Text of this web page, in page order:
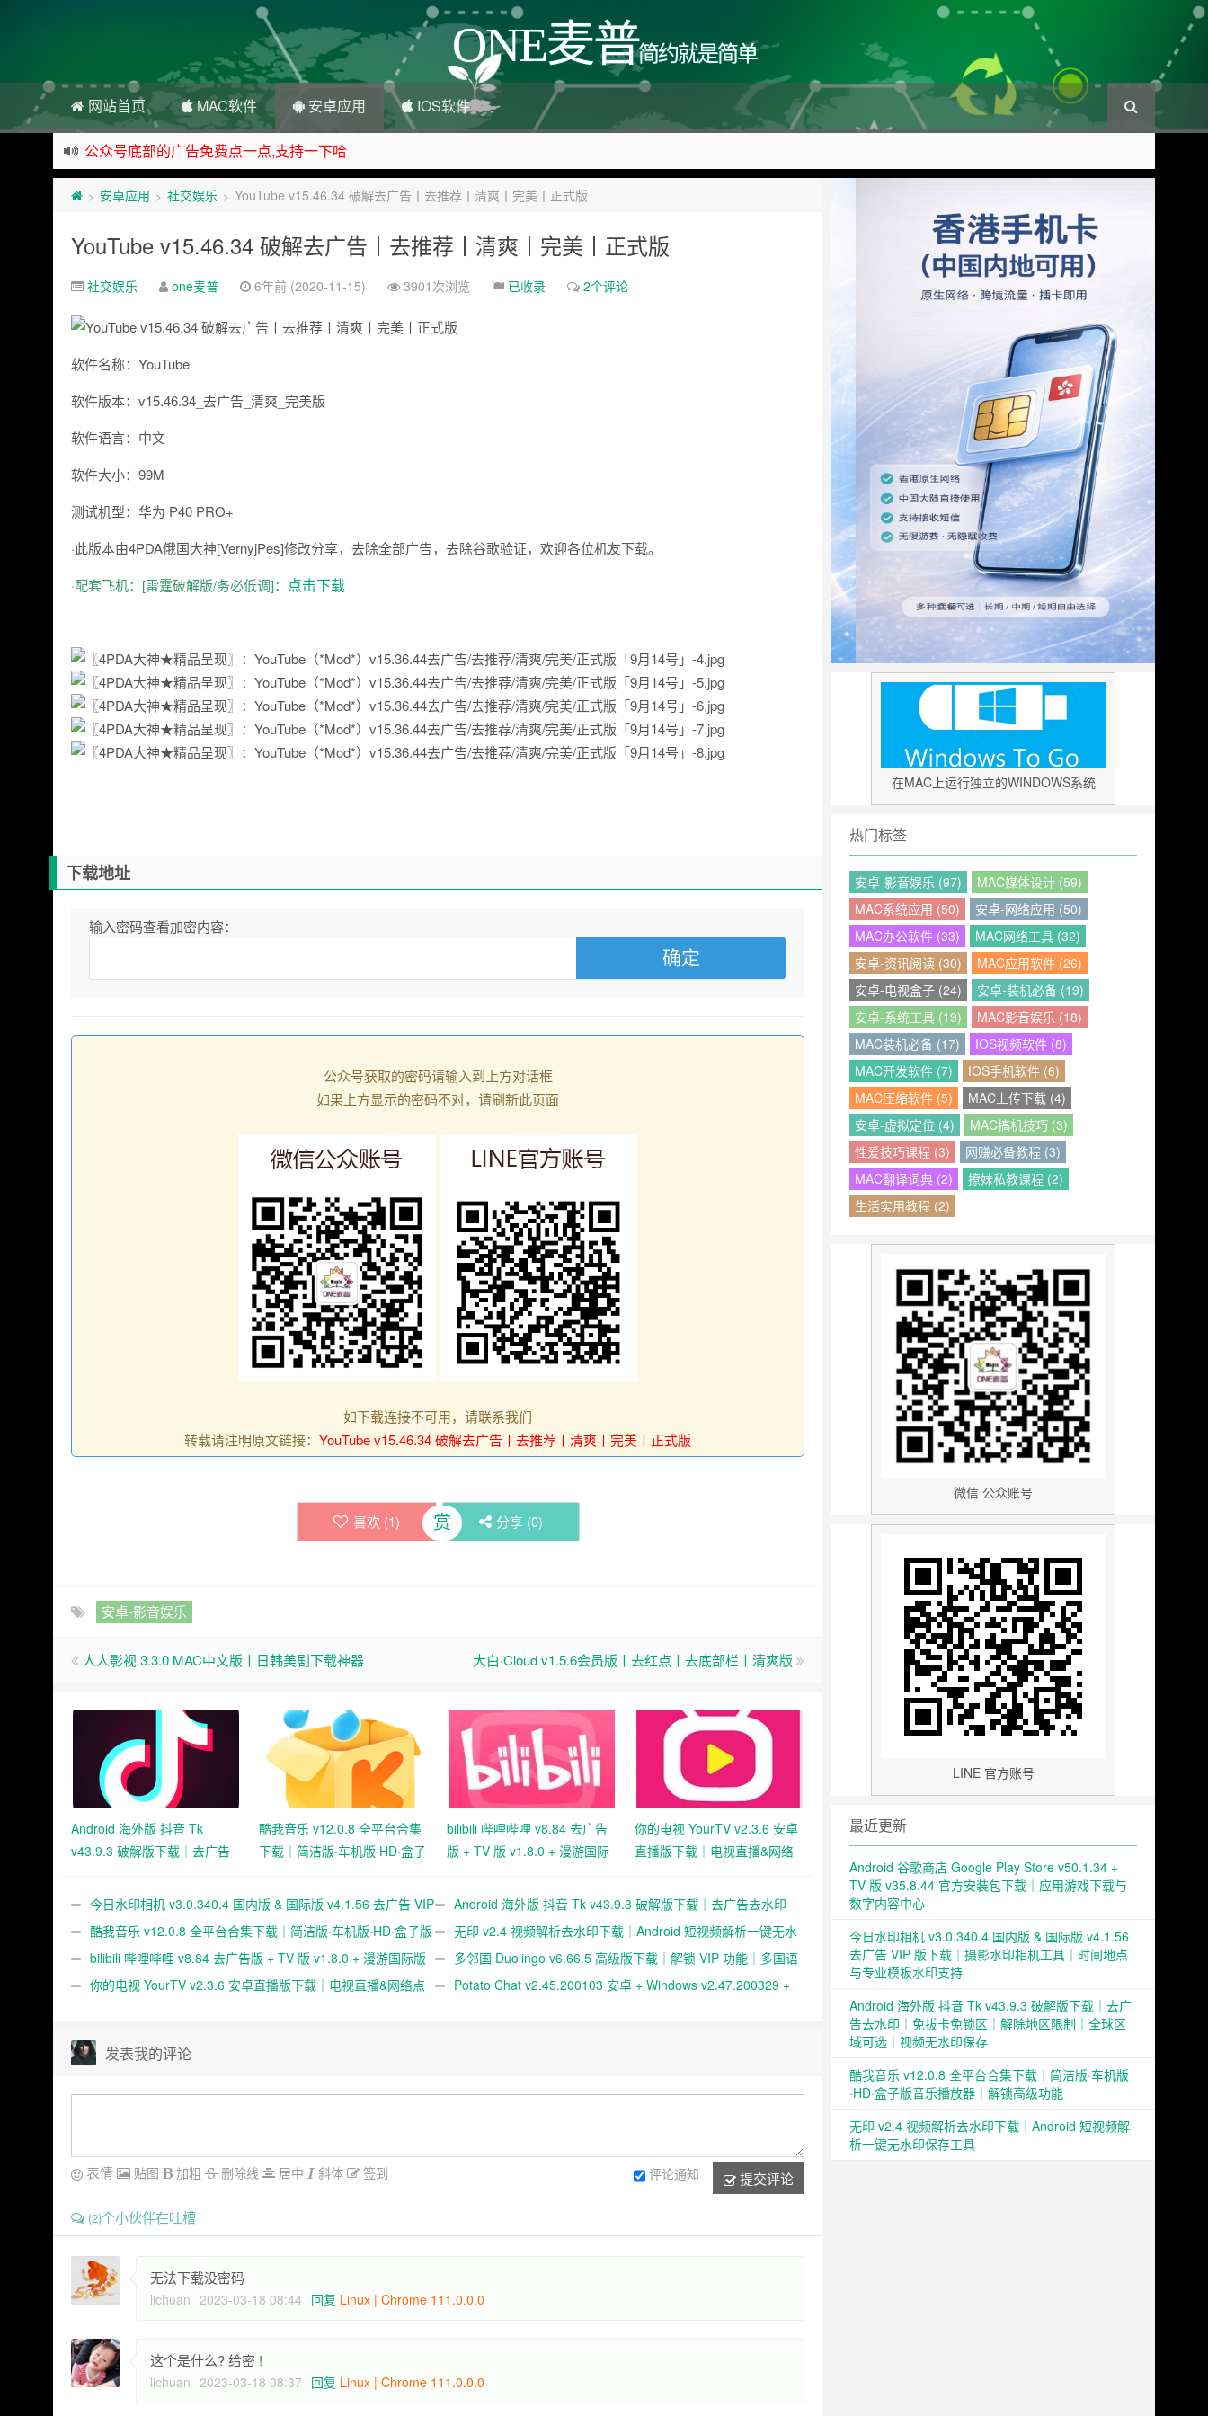
ONE麦普简约就是简单
网站首页 MAC软件 安卓应用 IOS软件
公众号底部的广告免费点一点,支持一下哈
资源来之不易,大家低调使用
如下载链接被封,请在网站留言给我们
站点自营在大陆可用的香港流量卡，可以做的事情很多，感兴趣的点击站内广告图
> 安卓应用 > 社交娱乐 > YouTube v15.46.34 破解去广告丨去推荐丨清爽丨完美丨正式版
YouTube v15.46.34 破解去广告丨去推荐丨清爽丨完美丨正式版
社交娱乐 one麦普 6年前 (2020-11-15) 3901次浏览 已收录 2个评论
软件名称：YouTube
软件版本：v15.46.34_去广告_清爽_完美版
软件语言：中文
软件大小：99M
测试机型：华为 P40 PRO+
·此版本由4PDA俄国大神[VernyjPes]修改分享，去除全部广告，去除谷歌验证，欢迎各位机友下载。
·配套飞机：[雷霆破解版/务必低调]： 点击下载
下载地址
输入密码查看加密内容：
公众号获取的密码请输入到上方对话框
如果上方显示的密码不对，请刷新此页面
如下载连接不可用，请联系我们
转载请注明原文链接： YouTube v15.46.34 破解去广告丨去推荐丨清爽丨完美丨正式版
喜欢 (1) 赏 分享 (0)
安卓-影音娱乐
人人影视 3.3.0 MAC中文版丨日韩美剧下载神器 大白·Cloud v1.5.6会员版丨去红点丨去底部栏丨清爽版
Android 海外版 抖音 Tk
v43.9.3 破解版下载｜去广告
地区限制｜全球区域可选｜视
酷我音乐 v12.0.8 全平台合集
下载｜简洁版·车机版·HD·盒子
bilibili 哔哩哔哩 v8.84 去广告
版 + TV 版 v1.8.0 + 漫游国际
端播放支持
你的电视 YourTV v2.3.6 安卓
直播版下载｜电视直播&网络
今日水印相机 v3.0.340.4 国内版 & 国际版 v4.1.56 去广告 VIP
版下载｜摄影水印相机工具｜时间地点与专业模板水印支持
Android 海外版 抖音 Tk v43.9.3 破解版下载｜去广告去水印
｜免拔卡免锁区｜解除地区限制｜全球区域可选｜视频无水印保
存
酷我音乐 v12.0.8 全平台合集下载｜简洁版·车机版·HD·盒子版
音乐播放器｜解锁高级功能
无印 v2.4 视频解析去水印下载｜Android 短视频解析一键无水
印保存工具
bilibili 哔哩哔哩 v8.84 去广告版 + TV 版 v1.8.0 + 漫游国际版
下载｜弹幕视频社区｜多终端播放支持
多邻国 Duolingo v6.66.5 高级版下载｜解锁 VIP 功能｜多国语
言学习神器
你的电视 YourTV v2.3.6 安卓直播版下载｜电视直播&网络点
Potato Chat v2.45.200103 安卓 + Windows v2.47.200329 +
发表我的评论
提交评论
评论通知
表情 贴图 加粗 删除线 居中 斜体 签到
(2)个小伙伴在吐槽
无法下载没密码
lichuan 2023-03-18 08:44 回复 Linux | Chrome 111.0.0.0
这个是什么? 给密 !
lichuan 2023-03-18 08:37 回复 Linux | Chrome 111.0.0.0
在MAC上运行独立的WINDOWS系统
热门标签
安卓-影音娱乐 (97)
MAC媒体设计 (59)
MAC系统应用 (50)
安卓-网络应用 (50)
MAC办公软件 (33)
MAC网络工具 (32)
安卓-资讯阅读 (30)
MAC应用软件 (26)
安卓-电视盒子 (24)
安卓-装机必备 (19)
安卓-系统工具 (19)
MAC影音娱乐 (18)
MAC装机必备 (17)
IOS视频软件 (8)
MAC开发软件 (7)
IOS手机软件 (6)
MAC压缩软件 (5)
MAC上传下载 (4)
安卓-虚拟定位 (4)
MAC搞机技巧 (3)
性爱技巧课程 (3)
网赚必备教程 (3)
MAC翻译词典 (2)
撩妹私教课程 (2)
生活实用教程 (2)
微信 公众账号
LINE 官方账号
最近更新
Android 谷歌商店 Google Play Store v50.1.34 +
TV 版 v35.8.44 官方安装包下载｜应用游戏下载与
数字内容中心
今日水印相机 v3.0.340.4 国内版 & 国际版 v4.1.56
去广告 VIP 版下载｜摄影水印相机工具｜时间地点
与专业模板水印支持
Android 海外版 抖音 Tk v43.9.3 破解版下载｜去广
告去水印｜免拔卡免锁区｜解除地区限制｜全球区
域可选｜视频无水印保存
酷我音乐 v12.0.8 全平台合集下载｜简洁版·车机版
·HD·盒子版音乐播放器｜解锁高级功能
无印 v2.4 视频解析去水印下载｜Android 短视频解
析一键无水印保存工具